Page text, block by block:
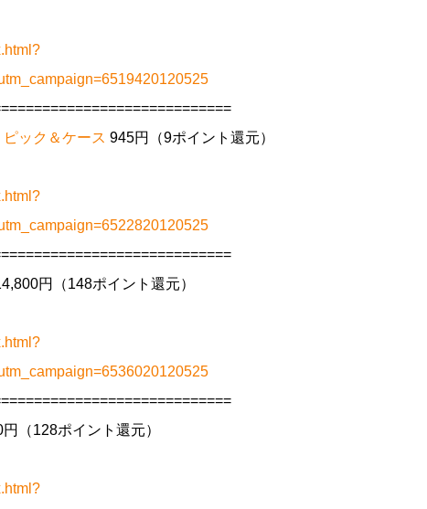
ック＆ケース 945円（9ポイント還元）
円（148ポイント還元）
（128ポイント還元）